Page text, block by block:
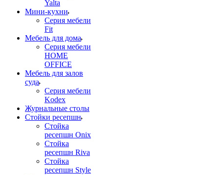
Yalta
Мини-кухни
Серия мебели
Fit
Мебель для дома
Серия мебели
HOME
OFFICE
Мебель для залов
суда
Серия мебели
Kodex
Журнальные столы
Стойки ресепшн
Стойка
ресепшн Onix
Стойка
ресепшн Riva
Стойка
ресепшн Style